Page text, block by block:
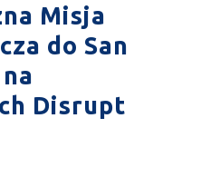
Misja
do San
Disrupt